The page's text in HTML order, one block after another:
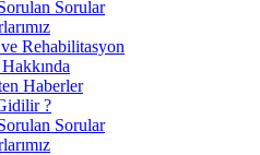
Sorular
Rehabilitasyon
Haberler
?
Sorular